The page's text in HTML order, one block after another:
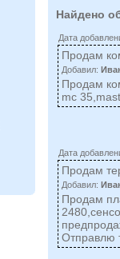
Найдено
Дата
Продам
Добавил:
Продам
mc
Дата
Продам
Добавил:
Продам
Отправлю